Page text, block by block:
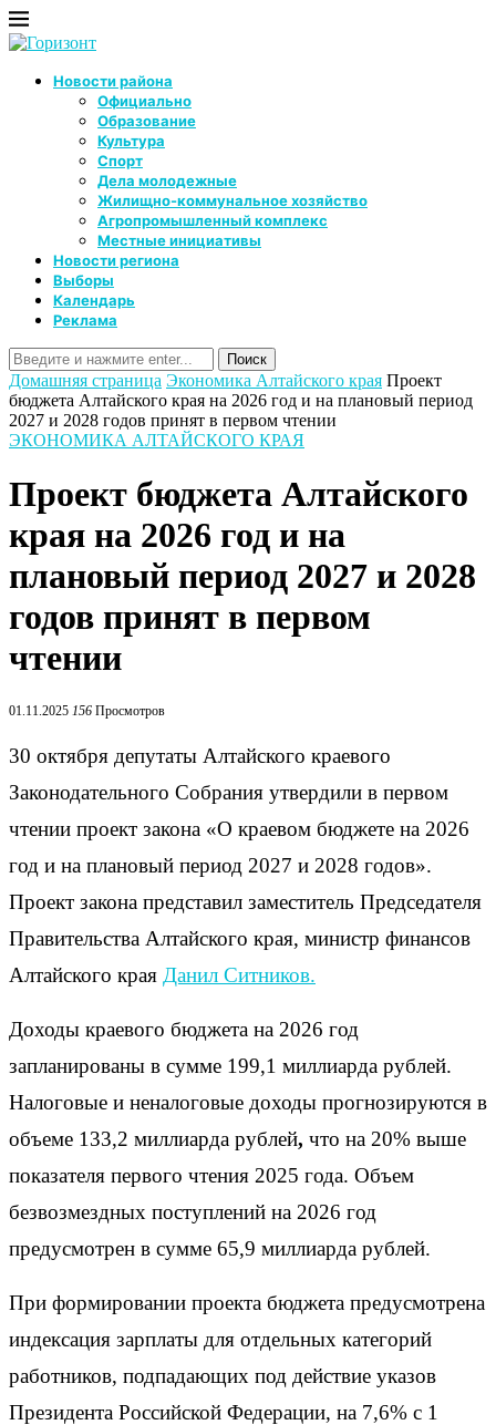
Новости района
Официально
Образование
Культура
Спорт
Дела молодежные
Жилищно-коммунальное хозяйство
Агропромышленный комплекс
Местные инициативы
Новости региона
Выборы
Календарь
Реклама
Домашняя страница Экономика Алтайского края Проект
бюджета Алтайского края на 2026 год и на плановый период
2027 и 2028 годов принят в первом чтении
ЭКОНОМИКА АЛТАЙСКОГО КРАЯ
Проект бюджета Алтайского
края на 2026 год и на
плановый период 2027 и 2028
годов принят в первом
чтении
01.11.2025 156 Просмотров
30 октября депутаты Алтайского краевого
Законодательного Собрания утвердили в первом
чтении проект закона «О краевом бюджете на 2026
год и на плановый период 2027 и 2028 годов».
Проект закона представил заместитель Председателя
Правительства Алтайского края, министр финансов
Алтайского края Данил Ситников.
Доходы краевого бюджета на 2026 год
запланированы в сумме 199,1 миллиарда рублей.
Налоговые и неналоговые доходы прогнозируются в
объеме 133,2 миллиарда рублей, что на 20% выше
показателя первого чтения 2025 года. Объем
безвозмездных поступлений на 2026 год
предусмотрен в сумме 65,9 миллиарда рублей.
При формировании проекта бюджета предусмотрена
индексация зарплаты для отдельных категорий
работников, подпадающих под действие указов
Президента Российской Федерации, на 7,6% с 1